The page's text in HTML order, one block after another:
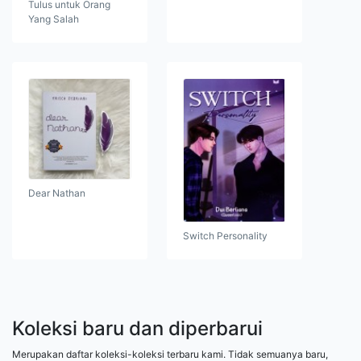
Tulus untuk Orang
Yang Salah
Dear Nathan
Switch Personality
Koleksi baru dan diperbarui
Merupakan daftar koleksi-koleksi terbaru kami. Tidak semuanya baru,